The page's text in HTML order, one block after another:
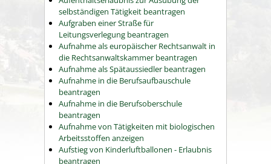
selbständigen Tätigkeit beantragen
Aufgraben einer Straße für
Leitungsverlegung beantragen
Aufnahme als europäischer Rechtsanwalt in
die Rechtsanwaltskammer beantragen
Aufnahme als Spätaussiedler beantragen
Aufnahme in die Berufsaufbauschule
beantragen
Aufnahme in die Berufsoberschule
beantragen
Aufnahme von Tätigkeiten mit biologischen
Arbeitsstoffen anzeigen
Aufstieg von Kinderluftballonen - Erlaubnis
beantragen